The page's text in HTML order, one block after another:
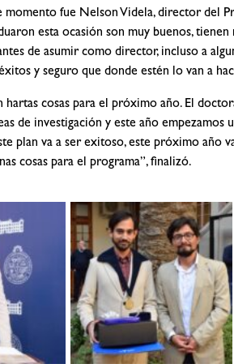
fue Nelson Videla, director del
esta ocasión son muy buenos,
de asumir como director, incluso a
y seguro que donde estén lo van a
cosas para el próximo año. El
de investigación y este año empezamos
plan va a ser exitoso, este próximo año
cosas para el programa”, finalizó.